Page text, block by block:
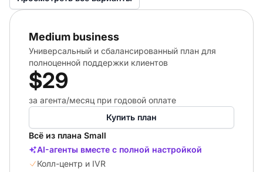
Medium business
Универсальный и сбалансированный план для
полноценной поддержки клиентов
$29
за агента/месяц при годовой оплате
Купить план
Всё из плана Small
AI-агенты вместе с полной настройкой
Колл-центр и IVR